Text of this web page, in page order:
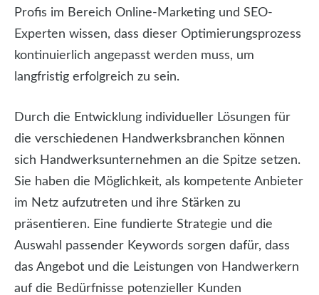
Profis im Bereich Online-Marketing und SEO-
Experten wissen, dass dieser Optimierungsprozess
kontinuierlich angepasst werden muss, um
langfristig erfolgreich zu sein.
Durch die Entwicklung individueller Lösungen für
die verschiedenen Handwerksbranchen können
sich Handwerksunternehmen an die Spitze setzen.
Sie haben die Möglichkeit, als kompetente Anbieter
im Netz aufzutreten und ihre Stärken zu
präsentieren. Eine fundierte Strategie und die
Auswahl passender Keywords sorgen dafür, dass
das Angebot und die Leistungen von Handwerkern
auf die Bedürfnisse potenzieller Kunden